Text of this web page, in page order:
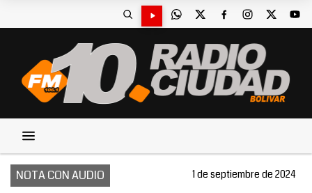
NOTA CON AUDIO 1 de septiembre de 2024